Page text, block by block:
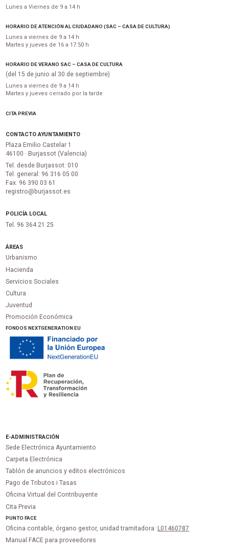
Lunes a Viernes de 9 a 14 h
HORARIO DE ATENCIÓN AL CIUDADANO (SAC – CASA DE CULTURA)
Lunes a viernes de 9 a 14 h
Martes y jueves de 16 a 17:50 h
HORARIO DE VERANO SAC – CASA DE CULTURA
(del 15 de junio al 30 de septiembre)
Lunes a viernes de 9 a 14 h
Martes y jueves cerrado por la tarde
CITA PREVIA
CONTACTO AYUNTAMIENTO
Plaza Emilio Castelar 1
46100 · Burjassot (Valencia)
Tel. desde Burjassot: 010
Tel. general: 96 316 05 00
Fax. 96 390 03 61
registro@burjassot.es
POLICÍA LOCAL
Tel. 96 364 21 25
ÁREAS
Urbanismo
Hacienda
Servicios Sociales
Cultura
Juventud
Promoción Económica
FONDOS NEXTGENERATION EU
E-ADMINISTRACIÓN
Sede Electrónica Ayuntamiento
Carpeta Electrónica
Tablón de anuncios y editos electrónicos
Pago de Tributos i Tasas
Oficina Virtual del Contribuyente
Cita Previa
PUNTOFACE
Oficina contable, órgano gestor, unidad tramitadora: L01460787
Manual FACE para proveedores